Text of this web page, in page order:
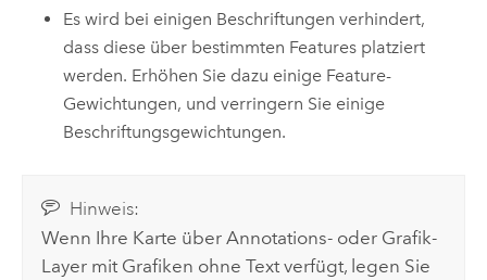
Es wird bei einigen Beschriftungen verhindert,
dass diese über bestimmten Features platziert
werden. Erhöhen Sie dazu einige Feature-
Gewichtungen, und verringern Sie einige
Beschriftungsgewichtungen.
Hinweis:
Wenn Ihre Karte über Annotations- oder Grafik-
Layer mit Grafiken ohne Text verfügt, legen Sie